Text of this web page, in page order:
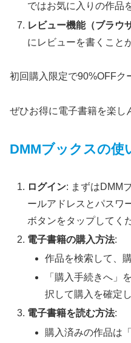
ではお気に入りの作品
レビュー機能（ブラウ
にレビューを書くこと
初回購入限定で90%OFFク
ぜひお得に電子書籍を楽し
DMMブックスの使
ログイン: まずはDMM
ールアドレスとパスワ
ボタンをタップしてく
電子書籍の購入方法:
作品を検索して、
「購入手続きへ」
択して購入を確定し
電子書籍を読む方法:
購入済みの作品は